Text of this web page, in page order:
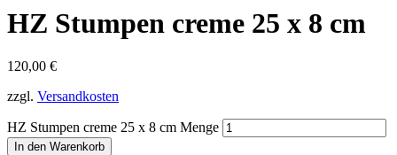
HZ Stumpen creme 25 x 8 cm
120,00 €
zzgl. Versandkosten
HZ Stumpen creme 25 x 8 cm Menge
In den Warenkorb